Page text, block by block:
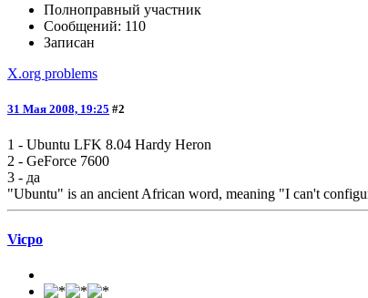
Полноправный участник
Сообщений: 110
Записан
X.org problems
31 Мая 2008, 19:25 #2
1 - Ubuntu LFK 8.04 Hardy Heron
2 - GeForce 7600
3 - да
"Ubuntu" is an ancient African word, meaning "I
Vicpo